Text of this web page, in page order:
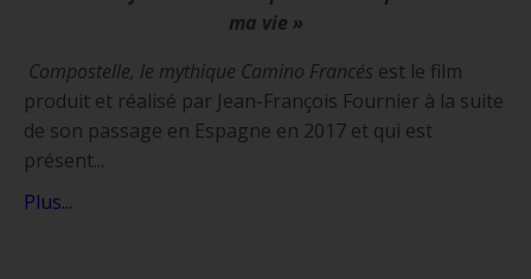
ma vie »
Compostelle, le mythique Camino Francés est le film
produit et réalisé par Jean-François Fournier à la suite
de son passage en Espagne en 2017 et qui est
présent...
Plus...